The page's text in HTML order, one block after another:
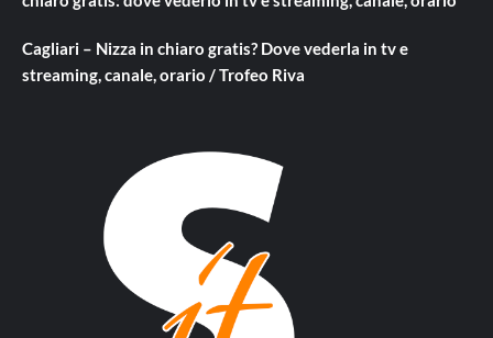
Cagliari – Nizza in chiaro gratis? Dove vederla in tv e
streaming, canale, orario / Trofeo Riva